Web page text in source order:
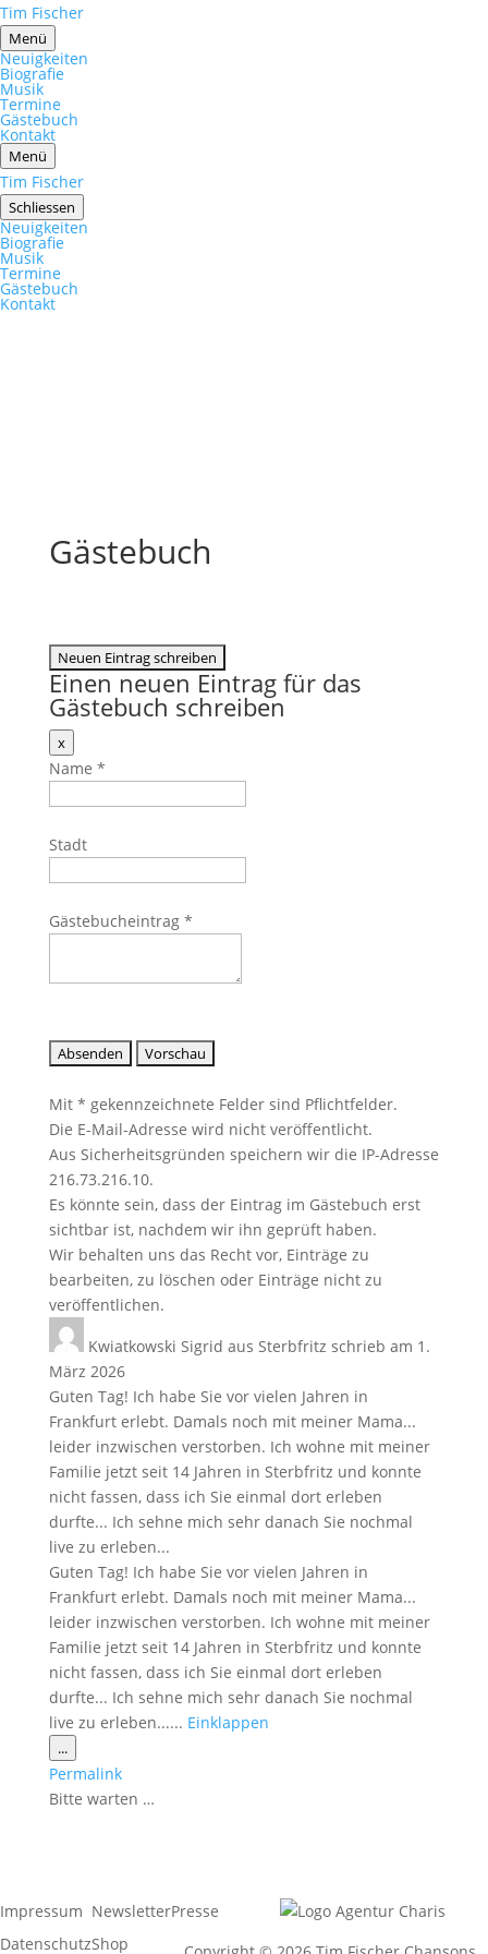
Tim Fischer
Menü
Neuigkeiten
Biografie
Musik
Termine
Gästebuch
Kontakt
Menü
Tim Fischer
Schliessen
Neuigkeiten
Biografie
Musik
Termine
Gästebuch
Kontakt
Gästebuch
Einen neuen Eintrag für das
Gästebuch schreiben
xDieses
Formular
ausblenden
Name *
Stadt
Gästebucheintrag *
Mit * gekennzeichnete Felder sind Pflichtfelder.
Die E-Mail-Adresse wird nicht veröffentlicht.
Aus Sicherheitsgründen speichern wir die IP-Adresse
216.73.216.10.
Es könnte sein, dass der Eintrag im Gästebuch erst
sichtbar ist, nachdem wir ihn geprüft haben.
Wir behalten uns das Recht vor, Einträge zu
bearbeiten, zu löschen oder Einträge nicht zu
veröffentlichen.
Kwiatkowski Sigrid aus Sterbfritz schrieb am 1.
März 2026
Guten Tag! Ich habe Sie vor vielen Jahren in
Frankfurt erlebt. Damals noch mit meiner Mama...
leider inzwischen verstorben. Ich wohne mit meiner
Familie jetzt seit 14 Jahren in Sterbfritz und konnte
nicht fassen, dass ich Sie einmal dort erleben
durfte... Ich sehne mich sehr danach Sie nochmal
live zu erleben...
Guten Tag! Ich habe Sie vor vielen Jahren in
Frankfurt erlebt. Damals noch mit meiner Mama...
leider inzwischen verstorben. Ich wohne mit meiner
Familie jetzt seit 14 Jahren in Sterbfritz und konnte
nicht fassen, dass ich Sie einmal dort erleben
durfte... Ich sehne mich sehr danach Sie nochmal
live zu erleben...... Einklappen
...Diese
Metabox
ein-/ausblenden.
Permalink
Bitte warten …
Impressum
Datenschutz
Newsletter
Shop
Presse